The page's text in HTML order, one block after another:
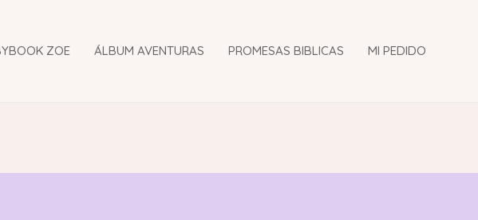
ZOE ÁLBUM AVENTURAS PROMESAS BIBLICAS MI PEDIDO